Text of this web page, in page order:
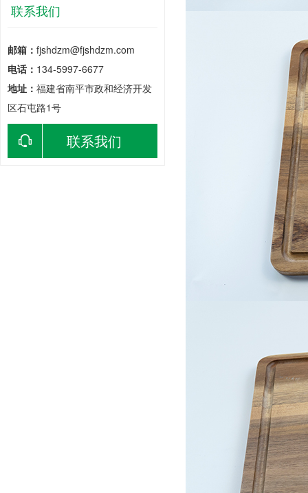
联系我们
邮箱： fjshdzm@fjshdzm.com
电话： 134-5997-6677
地址： 福建省南平市政和经济开发
区石屯路1号
联系我们